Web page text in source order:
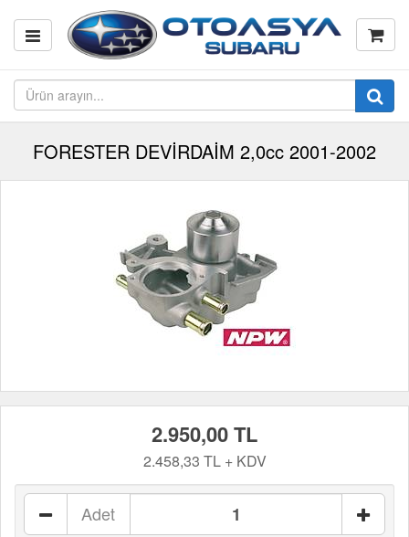
FORESTER DEVİRDAİM 2,0cc 2001-2002
2.950,00 TL
2.458,33 TL + KDV
Adet